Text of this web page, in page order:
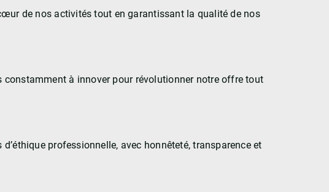
de nos activités tout en garantissant la qualité de nos
constamment à innover pour révolutionner notre offre tout
professionnelle, avec honnêteté, transparence et